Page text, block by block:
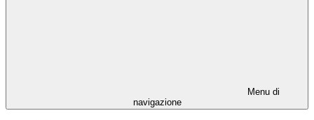
Menu di
navigazione